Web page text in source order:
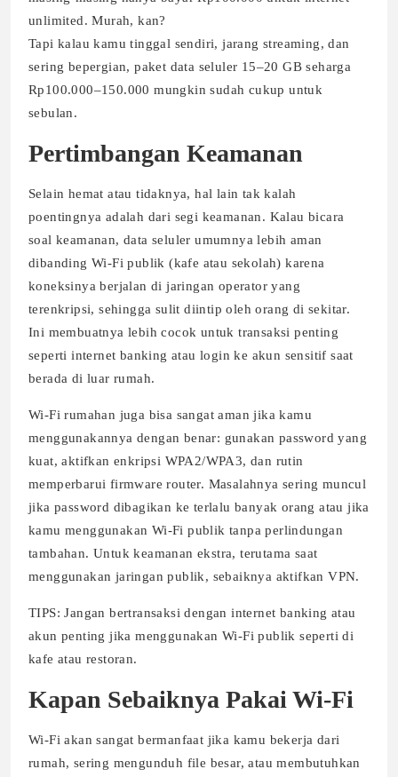
unlimited. Murah, kan?
Tapi kalau kamu tinggal sendiri, jarang streaming, dan
sering bepergian, paket data seluler 15–20 GB seharga
Rp100.000–150.000 mungkin sudah cukup untuk
sebulan.
Pertimbangan Keamanan
Selain hemat atau tidaknya, hal lain tak kalah
poentingnya adalah dari segi keamanan. Kalau bicara
soal keamanan, data seluler umumnya lebih aman
dibanding Wi-Fi publik (kafe atau sekolah) karena
koneksinya berjalan di jaringan operator yang
terenkripsi, sehingga sulit diintip oleh orang di sekitar.
Ini membuatnya lebih cocok untuk transaksi penting
seperti internet banking atau login ke akun sensitif saat
berada di luar rumah.
Wi-Fi rumahan juga bisa sangat aman jika kamu
menggunakannya dengan benar: gunakan password yang
kuat, aktifkan enkripsi WPA2/WPA3, dan rutin
memperbarui firmware router. Masalahnya sering muncul
jika password dibagikan ke terlalu banyak orang atau jika
kamu menggunakan Wi-Fi publik tanpa perlindungan
tambahan. Untuk keamanan ekstra, terutama saat
menggunakan jaringan publik, sebaiknya aktifkan VPN.
TIPS: Jangan bertransaksi dengan internet banking atau
akun penting jika menggunakan Wi-Fi publik seperti di
kafe atau restoran.
Kapan Sebaiknya Pakai Wi-Fi
Wi-Fi akan sangat bermanfaat jika kamu bekerja dari
rumah, sering mengunduh file besar, atau membutuhkan